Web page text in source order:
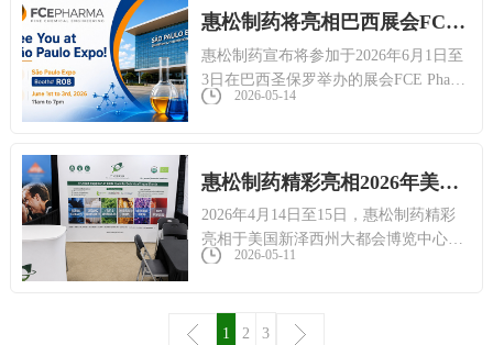
惠松制药将亮相巴西展会FCE Pharma 2026
惠松制药宣布将参加于2026年6月1日至
3日在巴西圣保罗举办的展会FCE Pharm
a 2026。
2026-05-14
惠松制药精彩亮相2026年美国东部健康原料展
2026年4月14日至15日，惠松制药精彩
亮相于美国新泽西州大都会博览中心举
办的美国东部健康原料展（SupplySide
海岸极具影响力的健康与营养产业盛
会，该展会汇聚了全球原料供应商与制
2026-05-11
1 2 3